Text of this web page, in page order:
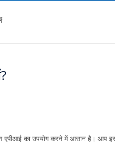
एपीआई का उपयोग करने में आसान है।